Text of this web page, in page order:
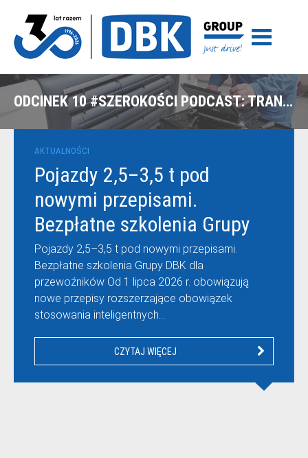
ODCINEK 10 #SZEROKOŚCI PODCAST: TRANSPORT KONTROLOWANY – KTO NAPRAWDĘ KORZYSTA NA TELEMATYCE?
AKTUALNOŚCI
Pojazdy 2,5–3,5 t pod
nowymi przepisami.
Bezpłatne szkolenia Grupy
DBK dla przewoźników
Pojazdy 2,5–3,5 t pod nowymi przepisami.
Bezpłatne szkolenia Grupy DBK dla
przewoźników Od 1 lipca 2026 r. obowiązują
nowe przepisy rozszerzające obowiązek
stosowania inteligentnych…
CZYTAJ WIĘCEJ